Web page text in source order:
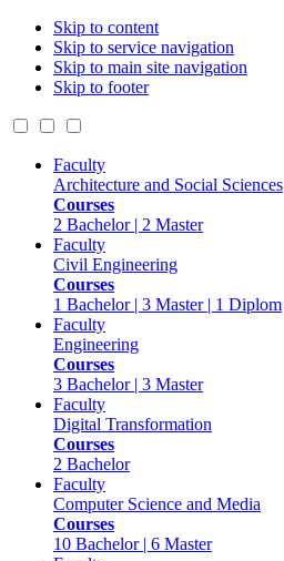
Skip to content
Skip to service navigation
Skip to main site navigation
Skip to footer
Faculty
Architecture and Social Sciences
Courses
2 Bachelor | 2 Master
Faculty
Civil Engineering
Courses
1 Bachelor | 3 Master | 1 Diplom
Faculty
Engineering
Courses
3 Bachelor | 3 Master
Faculty
Digital Transformation
Courses
2 Bachelor
Faculty
Computer Science and Media
Courses
10 Bachelor | 6 Master